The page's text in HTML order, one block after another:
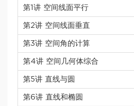
第1讲 空间线面平行
第2讲 空间线面垂直
第3讲 空间角的计算
第4讲 空间几何体综合
第5讲 直线与圆
第6讲 直线和椭圆